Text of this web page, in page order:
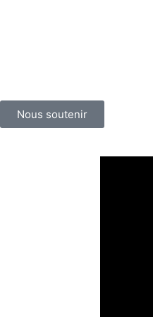
Nous soutenir